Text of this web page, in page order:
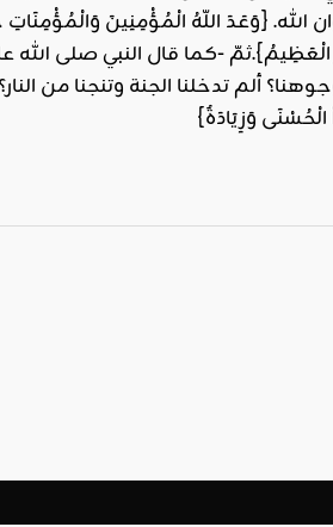
الله. {وَعَدَ اللّهُ الْمُؤْمِنِينَ
-كما قال النبي صلى الله
ألم تدخلنا الجنة وتنجنا من